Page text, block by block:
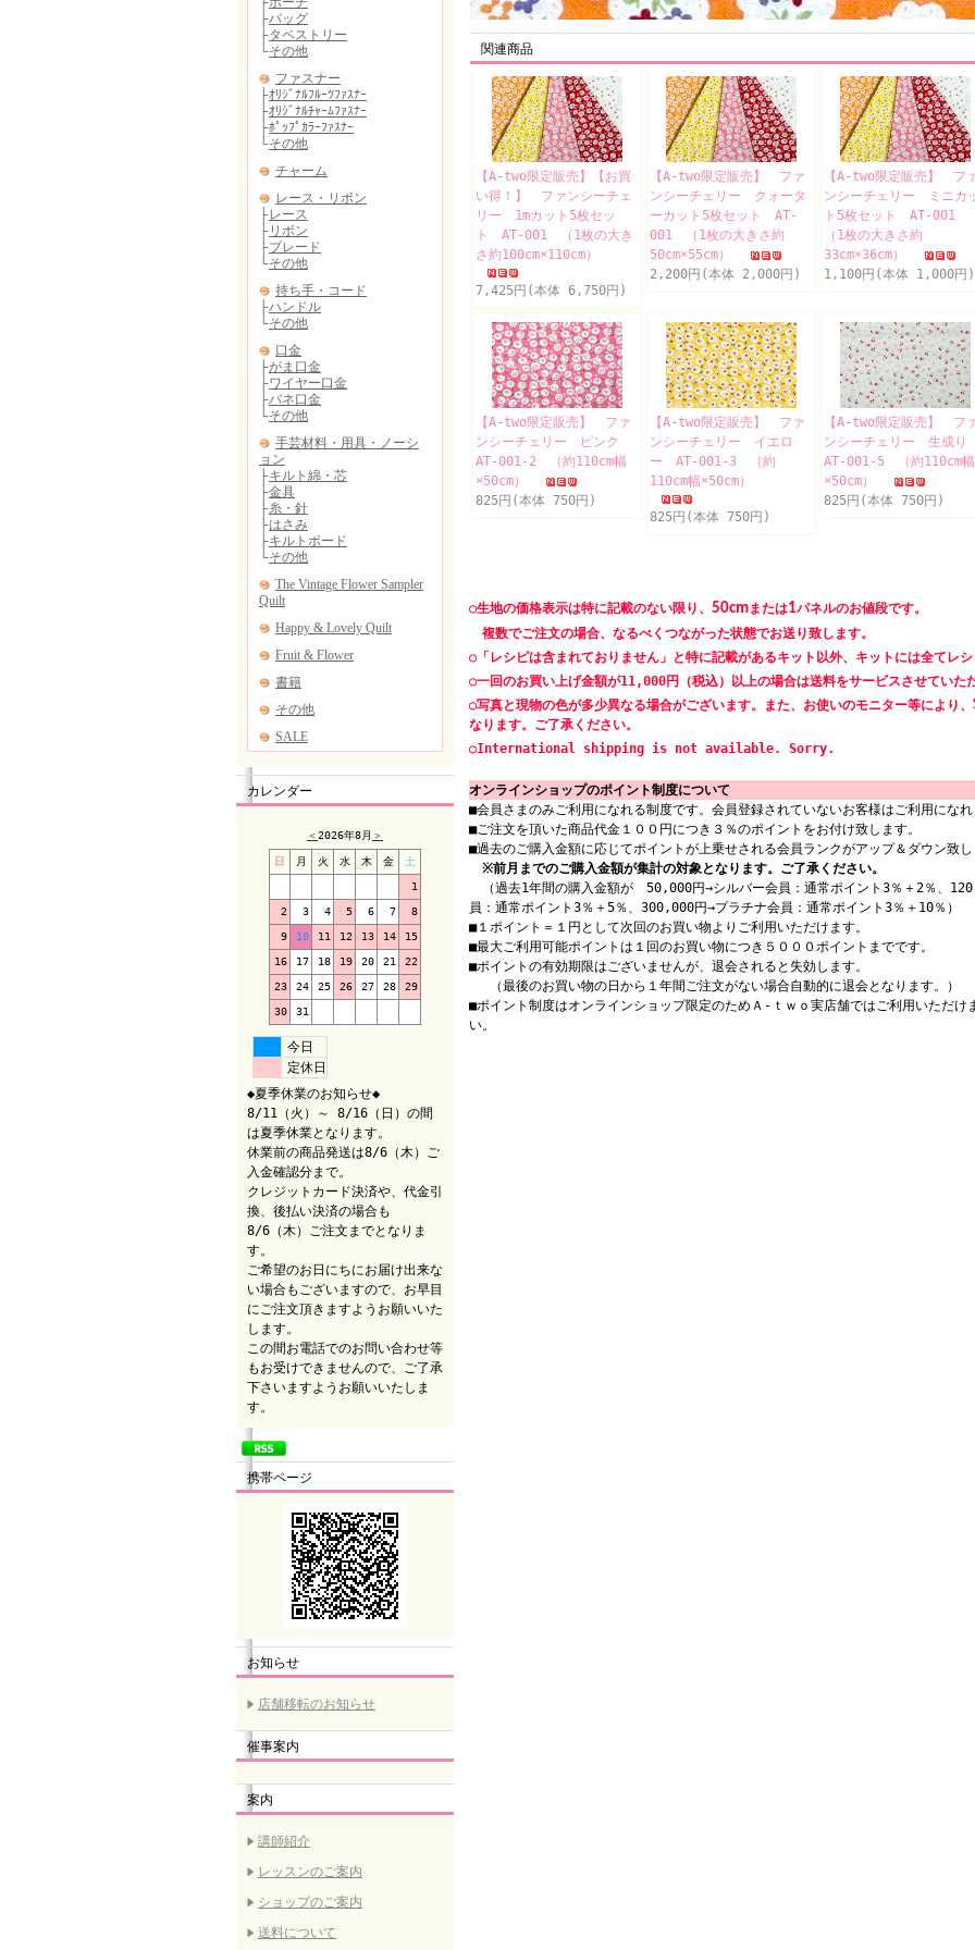
カレンダー
＜2026年8月 ＞
日 月 火 水 木 金 土
1
2 3 4 5 6 7 8
9 10 11 12 13 14 15
16 17 18 19 20 21 22
23 24 25 26 27 28 29
30 31
今日
定休日
◆夏季休業のお知らせ◆
8/11（火）～ 8/16（日）の間
は夏季休業となります。
休業前の商品発送は8/6（木）ご
入金確認分まで。
クレジットカード決済や、代金引
換、後払い決済の場合も
8/6（木）ご注文までとなりま
す。
ご希望のお日にちにお届け出来な
い場合もございますので、お早目
にご注文頂きますようお願いいた
します。
この間お電話でのお問い合わせ等
もお受けできませんので、ご了承
下さいますようお願いいたしま
す。
携帯ページ
お知らせ
店舗移転のお知らせ
催事案内
案内
講師紹介
レッスンのご案内
ショップのご案内
送料について
関連商品
【A-two限定販売】【お買
い得！】 ファンシーチェ
リー 1mカット5枚セッ
ト AT-001 （1枚の大き
さ約100cm×110cm）
7,425円(本体 6,750円)
【A-two限定販売】 ファ
ンシーチェリー クォータ
ーカット5枚セット AT-
001 （1枚の大きさ約
50cm×55cm）
2,200円(本体 2,000円)
【A-two限定販売】 フ
ンシーチェリー ミニカ
ト5枚セット AT-001
（1枚の大きさ約
33cm×36cm）
1,100円(本体 1,000円)
【A-two限定販売】 ファ
ンシーチェリー ピンク
AT-001-2 （約110cm幅
×50cm）
825円(本体 750円)
【A-two限定販売】 ファ
ンシーチェリー イエロ
ー AT-001-3 （約
110cm幅×50cm）
825円(本体 750円)
【A-two限定販売】 フ
ンシーチェリー 生成り
AT-001-5 （約110cm幅
×50cm）
825円(本体 750円)
○生地の価格表示は特に記載のない限り、 50cmまたは1パネルのお値段です。
複数でご注文の場合、なるべくつながった状態でお送り致します。
○「レシピは含まれておりません」と特に記載があるキット以外、キットには全てレシ
○一回のお買い上げ金額が11,000円（税込）以上の場合は送料をサービスさせていた
○写真と現物の色が多少異なる場合がございます。また、お使いのモニター等により
なります。ご了承ください。
○International shipping is not available. Sorry.
オンラインショップのポイント制度について
■会員さまのみご利用になれる制度です。会員登録されていないお客様はご利用になれ
■ご注文を頂いた商品代金１００円につき３％のポイントをお付け致します。
■過去のご購入金額に応じてポイントが上乗せされる会員ランクがアップ＆ダウン致し
※前月までのご購入金額が集計の対象となります。ご了承ください。
（過去1年間の購入金額が 50,000円→シルバー会員：通常ポイント3％＋2％、
員：通常ポイント3％＋5％、300,000円→プラチナ会員：通常ポイント3％＋10％）
■１ポイント＝１円として次回のお買い物よりご利用いただけます。
■最大ご利用可能ポイントは１回のお買い物につき５０００ポイントまでです。
■ポイントの有効期限はございませんが、退会されると失効します。
（最後のお買い物の日から１年間ご注文がない場合自動的に退会となります。）
■ポイント制度はオンラインショップ限定のためＡ-ｔｗｏ実店舗ではご利用いただけ
い。